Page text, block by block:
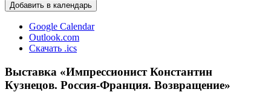
Добавить в календарь
Google Calendar
Outlook.com
Скачать .ics
Выставка «Импрессионист Константин
Кузнецов. Россия-Франция. Возвращение»